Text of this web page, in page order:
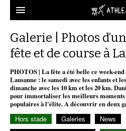
DOSSIERS
CHRONIQUES
TOUT
MICHEL HERREN
REPORTAGES
DOPAGE
STATISTIQUES
STATISTIQUES
MINIMA
PARTENAIRES
CNP
VIDEOS
Galerie | Photos
fête et de course à
PHOTOS | La fête a été belle ce week-
Lausanne : le samedi avec les enfants et
dimanche avec les 10 km et les 20 km.
pour immortaliser les meilleurs
populaires à l'élite. A découvrir en deux
Hors stade Galeries
News